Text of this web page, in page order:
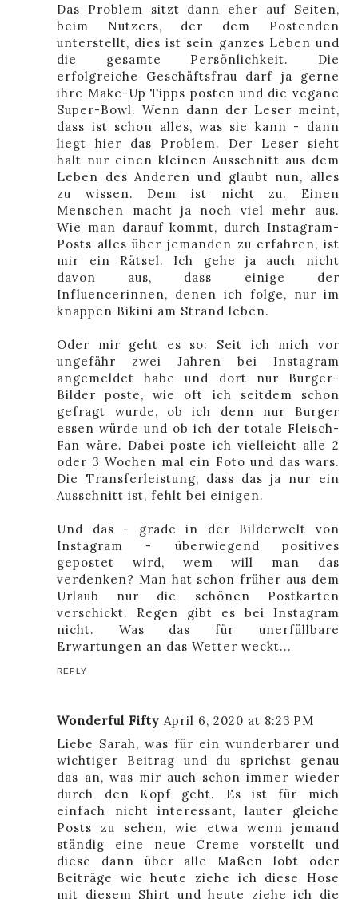
Das Problem sitzt dann eher auf Seiten,
beim Nutzers, der dem Postenden
unterstellt, dies ist sein ganzes Leben und
die gesamte Persönlichkeit. Die
erfolgreiche Geschäftsfrau darf ja gerne
ihre Make-Up Tipps posten und die vegane
Super-Bowl. Wenn dann der Leser meint,
dass ist schon alles, was sie kann - dann
liegt hier das Problem. Der Leser sieht
halt nur einen kleinen Ausschnitt aus dem
Leben des Anderen und glaubt nun, alles
zu wissen. Dem ist nicht zu. Einen
Menschen macht ja noch viel mehr aus.
Wie man darauf kommt, durch Instagram-
Posts alles über jemanden zu erfahren, ist
mir ein Rätsel. Ich gehe ja auch nicht
davon aus, dass einige der
Influencerinnen, denen ich folge, nur im
knappen Bikini am Strand leben.
Oder mir geht es so: Seit ich mich vor
ungefähr zwei Jahren bei Instagram
angemeldet habe und dort nur Burger-
Bilder poste, wie oft ich seitdem schon
gefragt wurde, ob ich denn nur Burger
essen würde und ob ich der totale Fleisch-
Fan wäre. Dabei poste ich vielleicht alle 2
oder 3 Wochen mal ein Foto und das wars.
Die Transferleistung, dass das ja nur ein
Ausschnitt ist, fehlt bei einigen.
Und das - grade in der Bilderwelt von
Instagram - überwiegend positives
gepostet wird, wem will man das
verdenken? Man hat schon früher aus dem
Urlaub nur die schönen Postkarten
verschickt. Regen gibt es bei Instagram
nicht. Was das für unerfüllbare
Erwartungen an das Wetter weckt...
REPLY
Wonderful Fifty April 6, 2020 at 8:23 PM
Liebe Sarah, was für ein wunderbarer und
wichtiger Beitrag und du sprichst genau
das an, was mir auch schon immer wieder
durch den Kopf geht. Es ist für mich
einfach nicht interessant, lauter gleiche
Posts zu sehen, wie etwa wenn jemand
ständig eine neue Creme vorstellt und
diese dann über alle Maßen lobt oder
Beiträge wie heute ziehe ich diese Hose
mit diesem Shirt und heute ziehe ich die